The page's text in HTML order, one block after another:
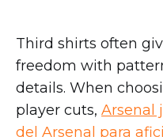
Third shirts often
freedom with
details. When
player cuts, Arsenal
del Arsenal para